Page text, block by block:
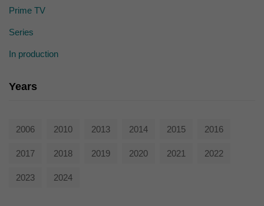
Prime TV
Series
In production
Years
2006 2010 2013 2014 2015 2016
2017 2018 2019 2020 2021 2022
2023 2024